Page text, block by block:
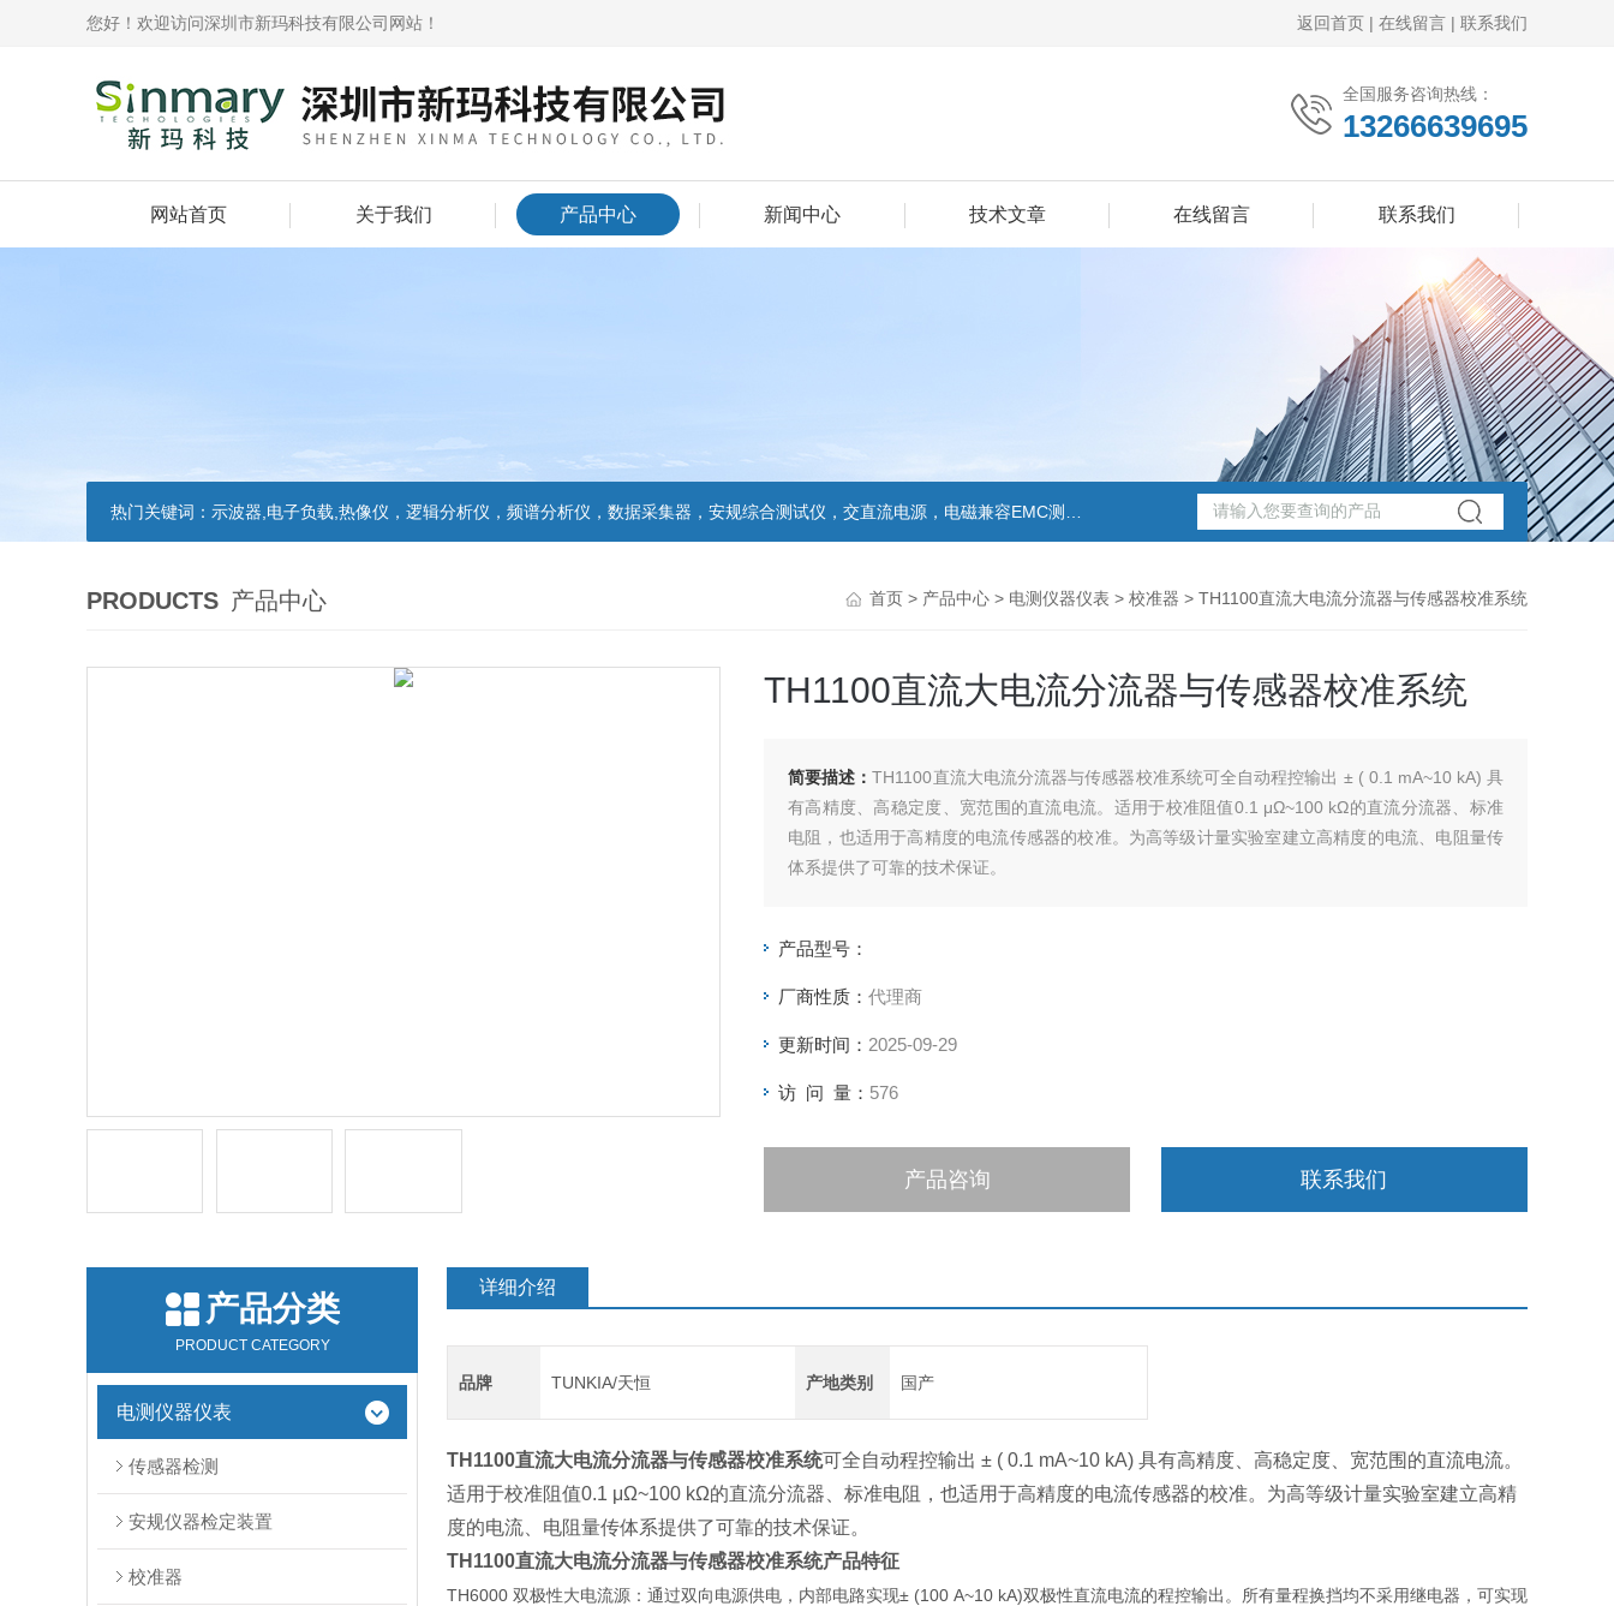
您好！欢迎访问深圳市新玛科技有限公司网站！ 返回首页 | 在线留言 | 联系我们
全国服务咨询热线：
13266639695
网站首页 关于我们 产品中心 新闻中心 技术文章 在线留言 联系我们
热门关键词： 示波器,电子负载,热像仪，逻辑分析仪，频谱分析仪，数据采集器，安规综合测试仪，交直流电源，电磁兼容EMC测试和EMC整改的解决方案，
PRODUCTS 产品中心 首页 > 产品中心 > 电测仪器仪表 > 校准器 > TH1100直流大电流分流器与传感器校准系统
TH1100直流大电流分流器与传感器校准系统
简要描述：TH1100直流大电流分流器与传感器校准系统可全自动程控输出 ± ( 0.1 mA~10 kA) 具
有高精度、高稳定度、宽范围的直流电流。适用于校准阻值0.1 μΩ~100 kΩ的直流分流器、标准
电阻，也适用于高精度的电流传感器的校准。为高等级计量实验室建立高精度的电流、电阻量传
体系提供了可靠的技术保证。
产品型号：
厂商性质： 代理商
更新时间： 2025-09-29
访 问 量： 576
产品咨询 联系我们
产品分类
PRODUCT CATEGORY
电测仪器仪表
传感器检测
安规仪器检定装置
校准器
详细介绍
品牌 TUNKIA/天恒 产地类别 国产
TH1100直流大电流分流器与传感器校准系统可全自动程控输出 ± ( 0.1 mA~10 kA) 具有高精度、高稳定度、宽范围的直流电流。
适用于校准阻值0.1 μΩ~100 kΩ的直流分流器、标准电阻，也适用于高精度的电流传感器的校准。为高等级计量实验室建立高精
度的电流、电阻量传体系提供了可靠的技术保证。
TH1100直流大电流分流器与传感器校准系统产品特征
TH6000 双极性大电流源：通过双向电源供电，内部电路实现± (100 A~10 kA)双极性直流电流的程控输出。所有量程换挡均不采用继电器，可实现大电流源